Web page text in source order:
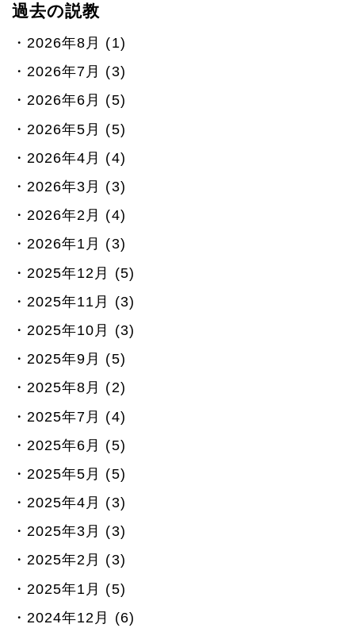
過去の説教
2026年8月 (1)
2026年7月 (3)
2026年6月 (5)
2026年5月 (5)
2026年4月 (4)
2026年3月 (3)
2026年2月 (4)
2026年1月 (3)
2025年12月 (5)
2025年11月 (3)
2025年10月 (3)
2025年9月 (5)
2025年8月 (2)
2025年7月 (4)
2025年6月 (5)
2025年5月 (5)
2025年4月 (3)
2025年3月 (3)
2025年2月 (3)
2025年1月 (5)
2024年12月 (6)